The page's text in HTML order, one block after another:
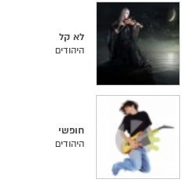
לא קל
היהודים
חופשי
היהודים